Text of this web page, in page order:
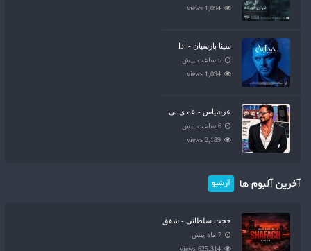
1,094 views
سینا پارسیان - ادا
5 ساعت پیش
1,094 views
عرشیاس - عادی نی
6 ساعت پیش
2,189 views
آخرین آلبوم ها آرشیو
حجت سلطانی - شفق
7 ماه پیش
625,314 views